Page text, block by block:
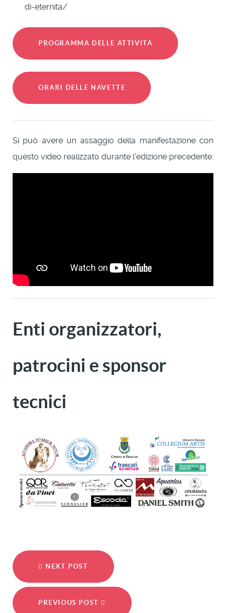
di-eternita/
PROGRAMMA DELLE ATTIVITÀ
ORARI DELLE NAVETTE
Si può avere un assaggio della manifestazione con
questo video realizzato durante l'edizione precedente:
Enti organizzatori,
patrocini e sponsor
tecnici
NEXT POST
PREVIOUS POST